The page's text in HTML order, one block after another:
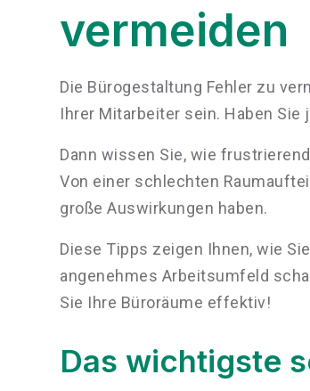
vermeiden
Die Bürogestaltung Fehler zu
Ihrer Mitarbeiter sein. Haben
Dann wissen Sie, wie
Von einer schlechten
große Auswirkungen haben.
Diese Tipps zeigen Ihnen, wie
angenehmes Arbeitsumfeld
Sie Ihre Büroräume effektiv!
Das wichtigste